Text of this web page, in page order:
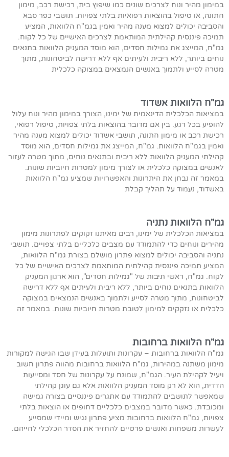
במימון מהיר ונוח לצרכים שונים כמו שיפוץ בית, רכישת רכב, מימון
חתונה, או טיפול בהוצאות רפואיות בלתי צפויות. תושבי כפר סבא
והסביבה יכולים למצוא מענה מהיר ואמין בגמ"ח הלוואות, המציע
תמיכה פיננסית קהילתית המותאמת לצרכים האישיים של כל לקוח.
גמ"ח, המייצג את גמילות חסדים, הוא מוסד המעניק הלוואות בתנאים
נוחים ביותר, ללא ריבית ולעיתים אף ללא דרישה לביטחונות, מתוך
מטרה לסייע ולתמוך באנשים הנמצאים במצוקה כלכלית
גמ"ח הלוואות אשדוד
במציאות הכלכלית הדינאמית של ימינו, הצורך במימון מהיר ונוח עלול
להופיע בכל רגע. בין אם מדובר בהוצאות בלתי צפויות, טיפול רפואי,
רכישת רכב או מימון חתונה, תושבי אשדוד יכולים למצוא מענה מהיר
ואמין בגמ"ח הלוואות. גמ"ח, המייצג את גמילות חסדים, הוא מוסד
קהילתי המעניק הלוואות ללא ריבית ובתנאים נוחים, מתוך מטרה לעזור
לאנשים במצוקה כלכלית או לצורך מימון למטרות חיוביות שונות.
במאמר זה נבחן את היתרונות והאפשרויות שמציע גמ"ח הלוואות
באשדוד, נעמוד על תהליך קבלת
גמ"ח הלוואות נתניה
במציאות הכלכלית של ימינו, רבים מאיתנו זקוקים לפתרונות מימון
מהירים ונוחים כדי להתמודד עם מצבים כלכליים בלתי צפויים. תושבי
נתניה והסביבה יכולים למצוא פתרון מושלם בצורת גמ"ח הלוואות,
המציע תמיכה פיננסית קהילתית המותאמת לצרכים האישיים של כל
לקוח. גמ"ח, ראשי תיבות של "גמילות חסדים", הוא ארגון המעניק
הלוואות בתנאים נוחים ביותר, ללא ריבית ולעיתים אף ללא דרישה
לביטחונות, מתוך מטרה לסייע ולתמוך באנשים הנמצאים במצוקה
כלכלית או נזקקים למימון לטובת מטרות חיוביות שונות. במאמר זה
גמ"ח הלוואות ברחובות
גמ"ח הלוואות ברחובות – עקרונות ותועלות בעידן שבו הגישה למקורות
מימון משתנה במהירות, גמ"ח הלוואות ברחובות מהווה פתרון חשוב
ויעיל לקהילת העיר. הגמ"ח, שמונח על עקרונות של חסד ומסייעות
הדדית, הוא לא רק מוסד המעניק הלוואות אלא גם עוגן קהילתי
שמאפשר לתושבים להתמודד עם אתגרים פיננסיים בצורה גמישה
ומכובדת. כאשר מדובר במצבים כלכליים דחופים או הוצאות בלתי
צפויות, גמ"ח הלוואות ברחובות מציע פתרון נגיש ומיידי שמסייע
לעשרות משפחות ואנשים פרטיים להחזיר את הסדר הכלכלי לחייהם.